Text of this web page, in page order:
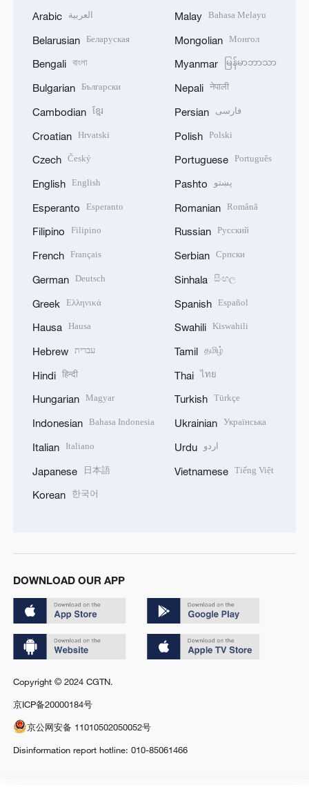
Arabic العربية
Belarusian Беларуская
Bengali বাংলা
Bulgarian Български
Cambodian ខ្មែរ
Croatian Hrvatski
Czech Český
English English
Esperanto Esperanto
Filipino Filipino
French Français
German Deutsch
Greek Ελληνικά
Hausa Hausa
Hebrew עברית
Hindi हिन्दी
Hungarian Magyar
Indonesian Bahasa Indonesia
Italian Italiano
Japanese 日本語
Korean 한국어
Malay Bahasa Melayu
Mongolian Монгол
Myanmar မြန်မာဘာသာ
Nepali नेपाली
Persian فارسی
Polish Polski
Portuguese Português
Pashto پښتو
Romanian Română
Russian Русский
Serbian Српски
Sinhala සිංහල
Spanish Español
Swahili Kiswahili
Tamil தமிழ்
Thai ไทย
Turkish Türkçe
Ukrainian Українська
Urdu اردو
Vietnamese Tiếng Việt
DOWNLOAD OUR APP
Copyright © 2024 CGTN.
京ICP备20000184号
京公网安备 11010502050052号
Disinformation report hotline: 010-85061466